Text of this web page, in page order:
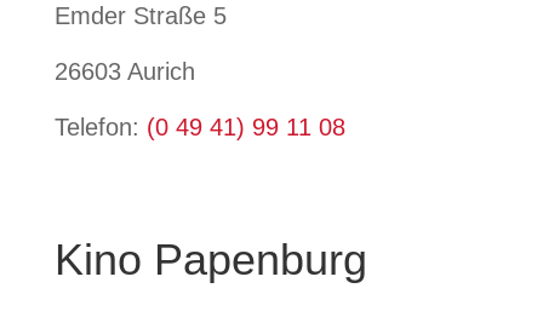
Emder Straße 5
26603 Aurich
Telefon: (0 49 41) 99 11 08
Kino Papenburg